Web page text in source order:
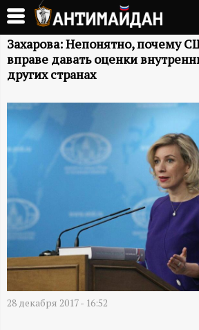
Перейти
основному
содержанию
А
Н
Т
И
А
Й
Д
А
Захарова: Непонятно, почему
вправе давать оценки
других странах
28 декабря 2017 - 16:52